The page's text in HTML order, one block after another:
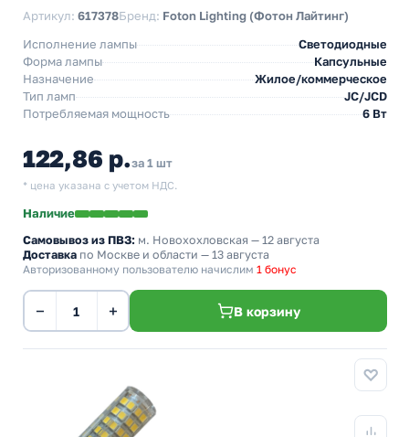
Артикул: 617378Бренд: Foton Lighting (Фотон Лайтинг)
Исполнение лампы
Светодиодные
Форма лампы
Капсульные
Назначение
Жилое/коммерческое
Тип ламп
JC/JCD
Потребляемая мощность
6 Вт
122,86 р.за 1 шт
* цена указана с учетом НДС.
Наличие
Самовывоз из ПВЗ: м. Новохохловская — 12 августа
Доставка по Москве и области — 13 августа
Авторизованному пользователю начислим 1 бонус
− + В корзину